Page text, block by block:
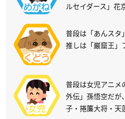
ルセイダース」花
普段は「あんスタ
推しは「巌窟王」
普段は女児アニメ
外伝」孫悟空だが
子・捲簾大将・天